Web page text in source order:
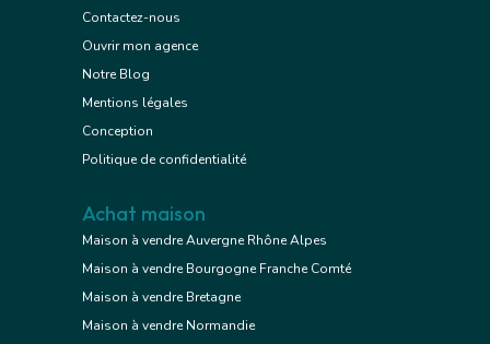
Contactez-nous
Ouvrir mon agence
Notre Blog
Mentions légales
Conception
Politique de confidentialité
Achat maison
Maison à vendre Auvergne Rhône Alpes
Maison à vendre Bourgogne Franche Comté
Maison à vendre Bretagne
Maison à vendre Normandie